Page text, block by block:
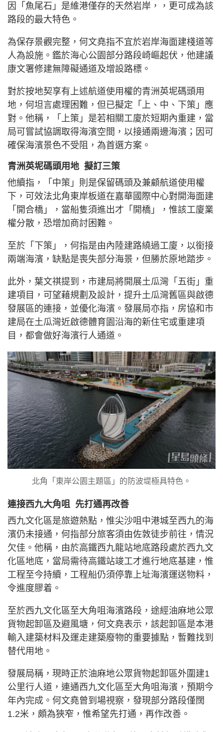
因「魚尾石」是維港僅存的天然岩岸，，更可成為該
路段的最大特色。
為保存景觀完整，何文堯指不宜於岩岸海面建棧道等
人為設施。鑑於海心公園部分路段崎嶇起伏，他建議
康文署修建無障礙通道及增設路標。
對於按地契享有上述航道使用權的青洲英坭碼頭用
地，何坦言處理困難，但已擬定「上、中、下策」應
對。他稱，「上策」是若相關工廈於短期內重建，當
局可嘗試協調取得海濱空間，以接通兩邊海濱；因可
確保海濱景色不受阻，為首選方案。
青洲英坭碼頭用地 擬訂三策
他續指，「中策」則是保留碼頭及兼顧航道使用權
下，可效法北角東岸板道在嘉華國際中心對開海面建
「開合橋」，當船隻須進出才「開橋」，惟該工廈業
權分散，恐增加商討困難。
至於「下策」，何指是由內陸建路繞過工廈，以銜接
兩端海濱，缺點是喪失部分海景，但勝於原地踏步。
此外，葉文祺提到，市建局將開展土瓜灣「五街」重
建項目，可望藉規劃及設計，提升土瓜灣舊區與啟德
發展區的連接，並優化海濱。發展局亦指，房協和市
建局在土瓜灣近啟德體育園沿海的新住宅或重建項
目，都會做好海濱行人通道。
北角「東岸公園主題區」的防波堤極具特色。
連接西九大角咀 先打通再改善
西九文化區是旅遊熱點，惟尖沙咀中港城至西九的海
濱仍未接通，何指部分旅客須由佐敦徒步前往，情況
欠佳。他稱，由於高鐵西九龍站地底路段處於西九文
化區地底，當局需待高鐵站竣工才進行地底基建，惟
工程至今持續，工程船仍須停靠上址海濱運送物料，
令進度膠着。
至於西九文化區至大角咀海濱路段，途經油麻地公眾
貨物起卸區及避風塘，何文堯表示，該起卸區是本港
輸入建築材料及運走建築廢物的重要據點，暫難找到
替代用地。
發展局稱，現時正於油麻地公眾貨物起卸區外圍建1
公里行人道，連通西九文化區至大角咀海濱，預期今
年內完成。何文堯曾到場視察，發現部分路段僅闊
1.2米，頗為狹窄，惟希望先打通，再作改善。